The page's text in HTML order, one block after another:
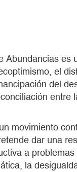
Abundancias es
el
del
entre
movimiento
dar una
a problemas
la